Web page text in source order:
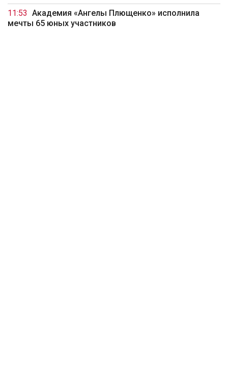
11:53 Академия «Ангелы Плющенко» исполнила
мечты 65 юных участников